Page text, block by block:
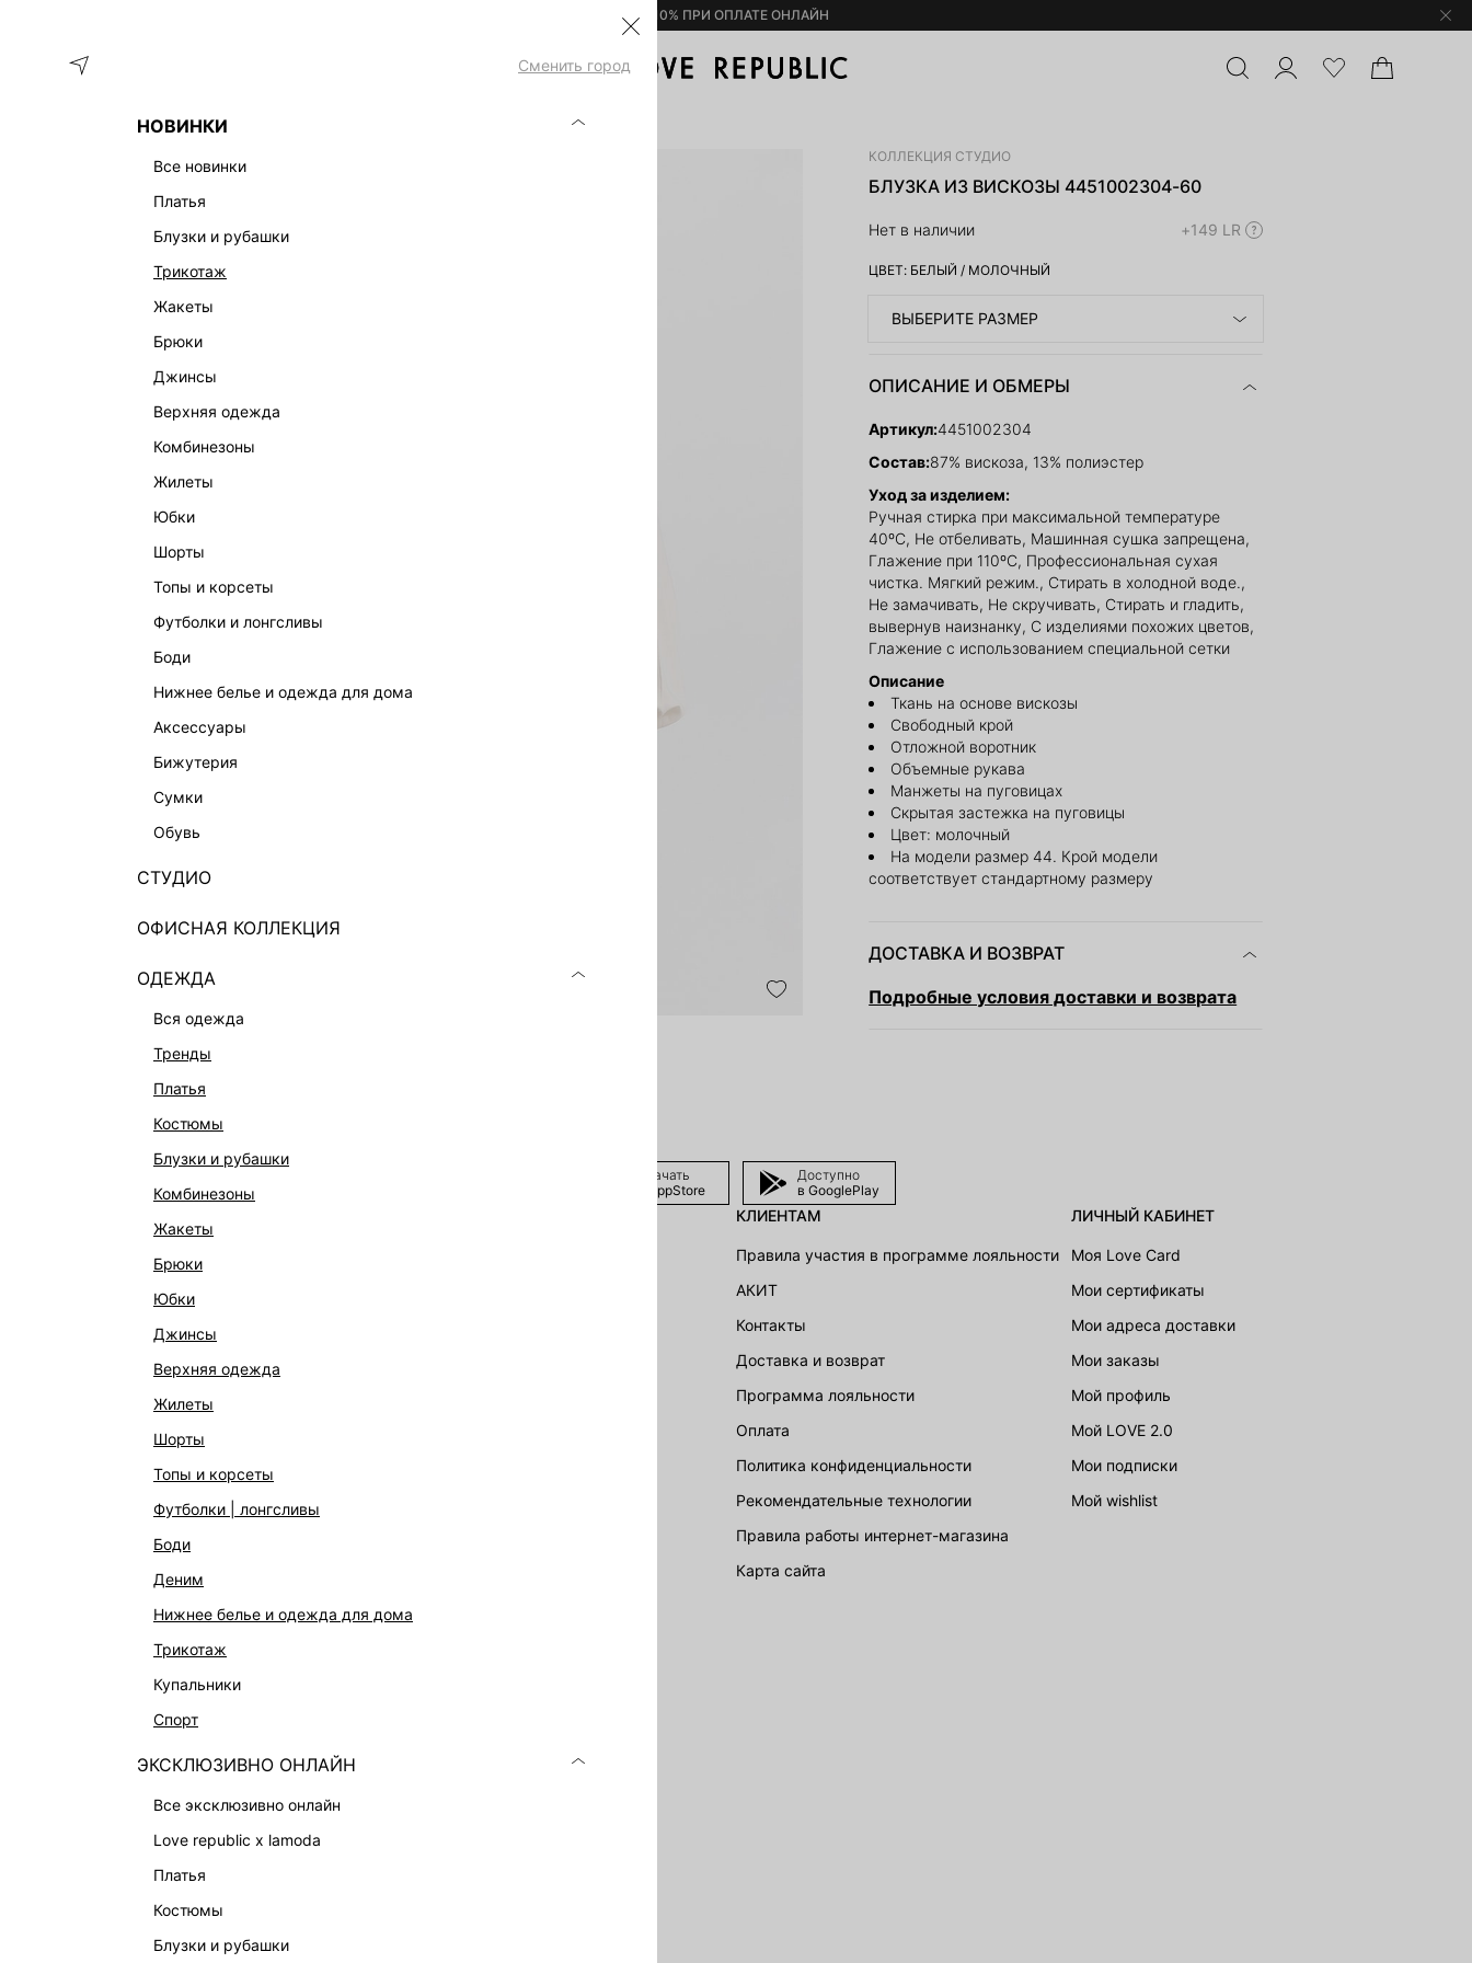
– 10% ПРИ ОПЛАТЕ ОНЛАЙН
Сменить город
НОВИНКИ
все новинки
платья
блузки и рубашки
трикотаж
жакеты
брюки
джинсы
верхняя одежда
комбинезоны
жилеты
юбки
шорты
топы и корсеты
футболки и лонгсливы
боди
нижнее белье и одежда для дома
аксессуары
бижутерия
сумки
обувь
СТУДИО
ОФИСНАЯ КОЛЛЕКЦИЯ
ОДЕЖДА
вся одежда
тренды
платья
костюмы
блузки и рубашки
комбинезоны
жакеты
брюки
юбки
джинсы
верхняя одежда
жилеты
шорты
топы и корсеты
футболки | лонгсливы
боди
деним
нижнее белье и одежда для дома
трикотаж
купальники
спорт
ЭКСКЛЮЗИВНО ОНЛАЙН
все эксклюзивно онлайн
love republic x lamoda
платья
костюмы
блузки и рубашки
ОДЕЖДА
БЛУЗКА ИЗ ВИСКОЗЫ 4451002304-60
КОЛЛЕКЦИЯ СТУДИО
БЛУЗКА ИЗ ВИСКОЗЫ 4451002304-60
Нет в наличии +149 LR
ЦВЕТ: БЕЛЫЙ / МОЛОЧНЫЙ
ВЫБЕРИТЕ РАЗМЕР
ОПИСАНИЕ И ОБМЕРЫ
Артикул:4451002304
Состав:87% вискоза, 13% полиэстер
Уход за изделием:
Ручная стирка при максимальной температуре
40ºС, Не отбеливать, Машинная сушка запрещена,
Глажение при 110ºС, Профессиональная сухая
чистка. Мягкий режим., Стирать в холодной воде.,
Не замачивать, Не скручивать, Стирать и гладить,
вывернув наизнанку, С изделиями похожих цветов,
Глажение с использованием специальной сетки
Описание
Ткань на основе вискозы
Свободный крой
Отложной воротник
Объемные рукава
Манжеты на пуговицах
Скрытая застежка на пуговицы
Цвет: молочный
На модели размер 44. Крой модели
соответствует стандартному размеру
ДОСТАВКА И ВОЗВРАТ
Подробные условия доставки и возврата
Скачать
в AppStore
Доступно
в GooglePlay
ОФИСНАЯ КОЛЛЕКЦИЯ
ЭКСКЛЮЗИВНО ОНЛАЙН
АКСЕССУАРЫ И УКРАШЕНИЯ
ФИНАЛЬНАЯ РАСПРОДАЖА
ПОДАРОЧНЫЕ СЕРТИФИКАТЫ
БАЛЬЗАМЫ-ТИНТЫ
ЛИМИТИРОВАННЫЕ КОЛЛЕКЦИИ
В ОТТЕНКАХ СЕРОГО
LOVE REPUBLIC MAISON
ДАЙДЖЕСТ
КЛИЕНТАМ
Правила участия в программе лояльности
АКИТ
Контакты
Доставка и возврат
Программа лояльности
Оплата
Политика конфиденциальности
Рекомендательные технологии
Правила работы интернет-магазина
карта сайта
ЛИЧНЫЙ КАБИНЕТ
Моя Love Card
Мои сертификаты
Мои адреса доставки
Мои заказы
Мой профиль
Мой LOVE 2.0
Мои подписки
Мой wishlist